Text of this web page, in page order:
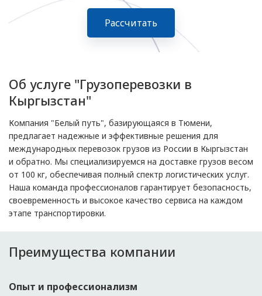
Рассчитать
Об услуге "Грузоперевозки в
Кыргызстан"
Компания "Белый путь", базирующаяся в Тюмени,
предлагает надежные и эффективные решения для
международных перевозок грузов из России в Кыргызстан
и обратно. Мы специализируемся на доставке грузов весом
от 100 кг, обеспечивая полный спектр логистических услуг.
Наша команда профессионалов гарантирует безопасность,
своевременность и высокое качество сервиса на каждом
этапе транспортировки.
Преимущества компании
Опыт и профессионализм